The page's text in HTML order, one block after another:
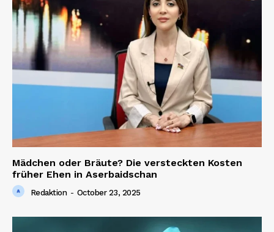
SUBSCRIBE NOW
Company
Mädchen oder Bräute? Die versteckten Kosten
früher Ehen in Aserbaidschan
Redaktion - October 23, 2025